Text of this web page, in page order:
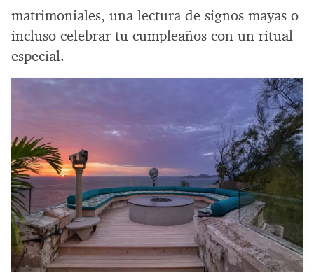
matrimoniales, una lectura de signos mayas o
incluso celebrar tu cumpleaños con un ritual
especial.